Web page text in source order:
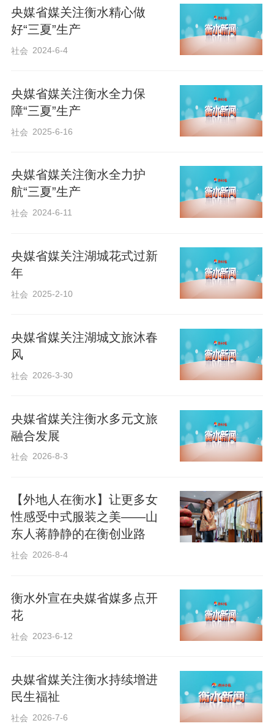
机能浇300多亩地，基本实现半自动化，省
力又节水；文字+视频通稿《“三夏”生产一
线观察｜满满“科技范” 夏种生产跑出“加速
在播种玉米的图片。《河北日报》刊发
《科技助力，抢收抢种不断档》，报道我
市各地各部门紧扣农时节点，科学统筹调
收夏种作业，实现收获与耕种的高效衔
接。《河北经济日报》刊发《景县：一水
千斤麦 丰收靠科技》，介绍景县通过科技
基、智能为核的农业变革，正推动着节水
农业大步跃升。
通稿《刘影：扎根乡土 三产融合绘新
景》，报道安平县杨屯村党支部书记刘
影，带领村民探索出了一条“油菜种植+油
乡村振兴之路；客户端视频《河北衡水：
义警队伍建设激发基层治理新活力》，介
绍我市充分汇聚群防群治力量，因地制宜
能基层社会治理，为平安建设注入新活
力。《经济日报》刊发《河北增强特色产
业集群竞争力》，提及安平县丝网产业集
内微丝最细纪录。中新社发布文字通稿
《张曼胤：中德财政合作项目实施后，衡
水湖何以频现“鸟浪”奇观？》，专访中国林
胤，他介绍作为中德财政合作“生物多样性
及自然资源保护项目”的一部分，“衡水湖湿
地保护与恢复项目”的实施为全球湿地生物
央媒省媒关注衡水精心做
好“三夏”生产
社会 2024-6-4
央媒省媒关注衡水全力保
障“三夏”生产
社会 2025-6-16
央媒省媒关注衡水全力护
航“三夏”生产
社会 2024-6-11
央媒省媒关注湖城花式过新
年
社会 2025-2-10
央媒省媒关注湖城文旅沐春
风
社会 2026-3-30
央媒省媒关注衡水多元文旅
融合发展
社会 2026-8-3
【外地人在衡水】让更多女
性感受中式服装之美——山
东人蒋静静的在衡创业路
社会 2026-8-4
衡水外宣在央媒省媒多点开
花
社会 2023-6-12
央媒省媒关注衡水持续增进
民生福祉
社会 2026-7-6